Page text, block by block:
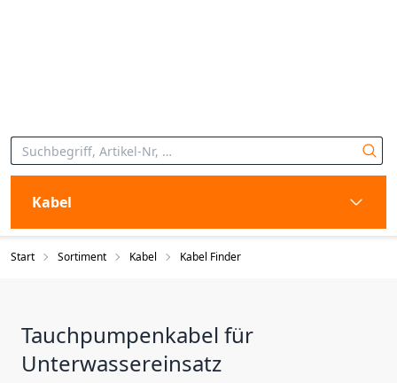
Kabel
Start Sortiment Kabel Kabel Finder
Tauchpumpenkabel für
Unterwassereinsatz